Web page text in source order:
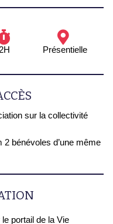
2H Présentielle
sur la collectivité
bénévoles d’une même
portail de la Vie